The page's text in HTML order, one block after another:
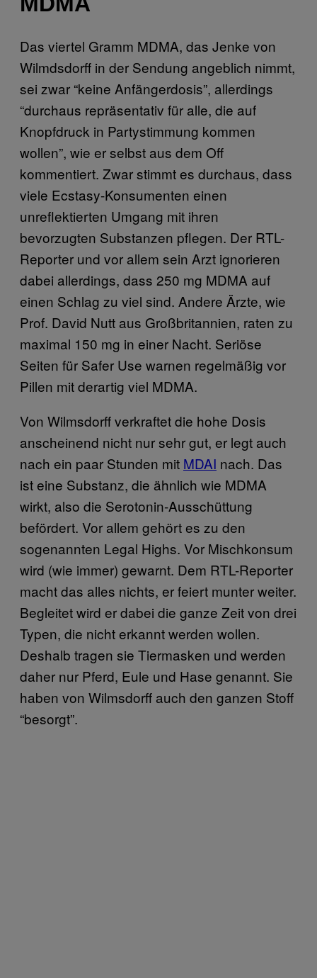
Das viertel Gramm MDMA, das Jenke von
Wilmdsdorff in der Sendung angeblich nimmt,
sei zwar “keine Anfängerdosis”, allerdings
“durchaus repräsentativ für alle, die auf
Knopfdruck in Partystimmung kommen
wollen”, wie er selbst aus dem Off
kommentiert. Zwar stimmt es durchaus, dass
viele Ecstasy-Konsumenten einen
unreflektierten Umgang mit ihren
bevorzugten Substanzen pflegen. Der RTL-
Reporter und vor allem sein Arzt ignorieren
dabei allerdings, dass 250 mg MDMA auf
einen Schlag zu viel sind. Andere Ärzte, wie
Prof. David Nutt aus Großbritannien, raten zu
maximal 150 mg in einer Nacht. Seriöse
Seiten für Safer Use warnen regelmäßig vor
Pillen mit derartig viel MDMA.
Von Wilmsdorff verkraftet die hohe Dosis
anscheinend nicht nur sehr gut, er legt auch
nach ein paar Stunden mit MDAI nach. Das
ist eine Substanz, die ähnlich wie MDMA
wirkt, also die Serotonin-Ausschüttung
befördert. Vor allem gehört es zu den
sogenannten Legal Highs. Vor Mischkonsum
wird (wie immer) gewarnt. Dem RTL-Reporter
macht das alles nichts, er feiert munter weiter.
Begleitet wird er dabei die ganze Zeit von drei
Typen, die nicht erkannt werden wollen.
Deshalb tragen sie Tiermasken und werden
daher nur Pferd, Eule und Hase genannt. Sie
haben von Wilmsdorff auch den ganzen Stoff
“besorgt”.